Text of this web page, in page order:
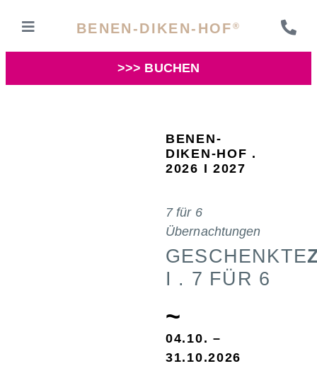
BENEN-DIKEN-HOF ®
>>> BUCHEN
BENEN-
DIKEN-HOF .
2026 I 2027
7 für 6
Übernachtungen
GESCHENKTE
I . 7 FÜR 6
~
04.10. –
31.10.2026